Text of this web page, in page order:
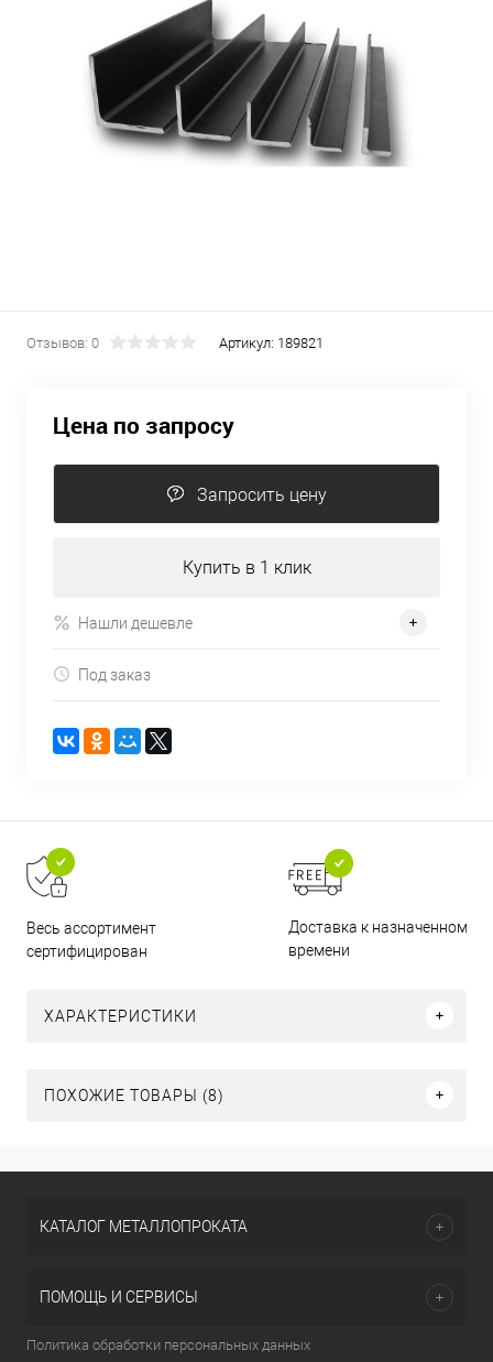
Отзывов: 0 Артикул: 189821
Цена по запросу
Запросить цену
Купить в 1 клик
Нашли дешевле
Под заказ
Весь ассортимент
сертифицирован
Доставка к назначенному
времени
ХАРАКТЕРИСТИКИ
ПОХОЖИЕ ТОВАРЫ (8)
КАТАЛОГ МЕТАЛЛОПРОКАТА
ПОМОЩЬ И СЕРВИСЫ
Политика обработки персональных данных